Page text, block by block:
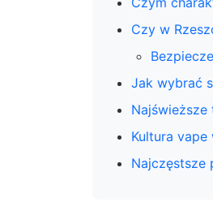
Czy w
Jak wybrać
Kultura vape
Najczęstsze